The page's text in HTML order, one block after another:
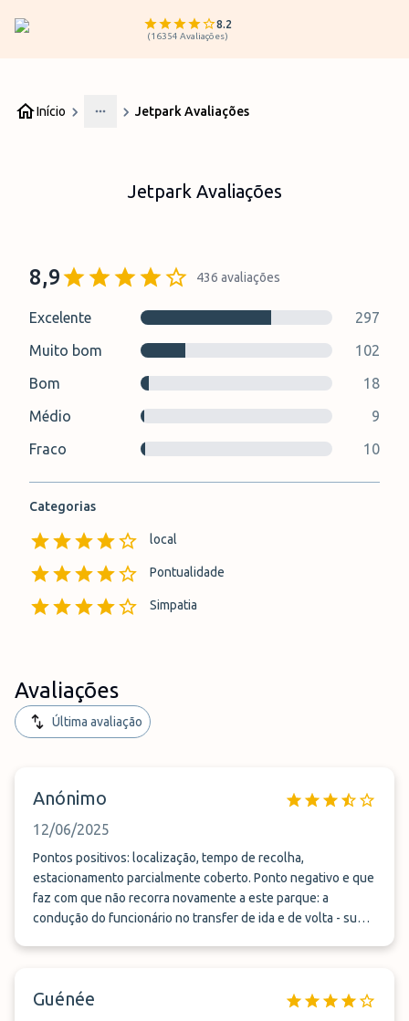
8.2
(16354 Avaliações)
Início
More
Jetpark Avaliações
Jetpark Avaliações
8,9 436 avaliações
Excelente
297
Muito bom
102
Bom
18
Médio
9
Fraco
10
Categorias
local
Pontualidade
Simpatia
Avaliações
Última avaliação
Anónimo
12/06/2025
Pontos positivos: localização, tempo de recolha,
estacionamento parcialmente coberto. Ponto negativo e que
faz com que não recorra novamente a este parque: a
condução do funcionário no transfer de ida e de volta - super
contra-mão numa estrada. Deveriam ter em conta que estão
Guénée